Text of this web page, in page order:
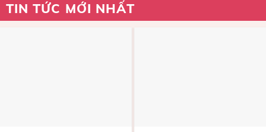
TIN TỨC MỚI NHẤT